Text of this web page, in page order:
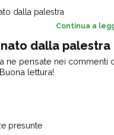
Continua a
dalla palestra
ne pensate nei commenti
lettura!